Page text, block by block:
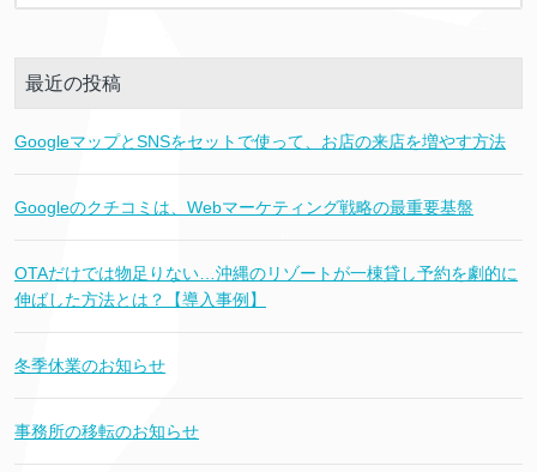
最近の投稿
GoogleマップとSNSをセットで使って、お店の来店を増やす方法
Googleのクチコミは、Webマーケティング戦略の最重要基盤
OTAだけでは物足りない…沖縄のリゾートが一棟貸し予約を劇的に
伸ばした方法とは？【導入事例】
冬季休業のお知らせ
事務所の移転のお知らせ